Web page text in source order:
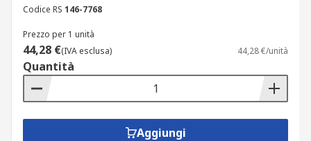
Codice RS 146-7768
Prezzo per 1 unità
44,28 €(IVA esclusa) 44,28 €/unità
Quantità
Aggiungi